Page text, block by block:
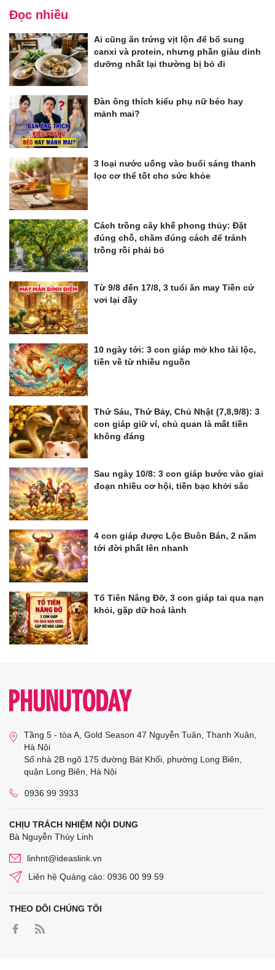
Đọc nhiều
Ai cũng ăn trứng vịt lộn để bổ sung
canxi và protein, nhưng phần giàu dinh
dưỡng nhất lại thường bị bỏ đi
Đàn ông thích kiểu phụ nữ béo hay
mảnh mai?
3 loại nước uống vào buổi sáng thanh
lọc cơ thể tốt cho sức khỏe
Cách trồng cây khế phong thủy: Đặt
đúng chỗ, chăm đúng cách để tránh
trồng rồi phải bỏ
Từ 9/8 đến 17/8, 3 tuổi ăn may Tiền cứ
vơi lại đầy
10 ngày tới: 3 con giáp mở kho tài lộc,
tiền về từ nhiều nguồn
Thứ Sáu, Thứ Bảy, Chủ Nhật (7,8,9/8): 3
con giáp giữ ví, chủ quan là mất tiền
không đáng
Sau ngày 10/8: 3 con giáp bước vào giai
đoạn nhiều cơ hội, tiền bạc khởi sắc
4 con giáp được Lộc Buôn Bán, 2 năm
tới đời phất lên nhanh
Tổ Tiên Nâng Đỡ, 3 con giáp tai qua nạn
khỏi, gặp dữ hoá lành
Tầng 5 - tòa A, Gold Season 47 Nguyễn Tuân, Thanh Xuân,
Hà Nội
Số nhà 2B ngõ 175 đường Bát Khối, phường Long Biên,
quận Long Biên, Hà Nội
0936 99 3933
CHỊU TRÁCH NHIỆM NỘI DUNG
Bà Nguyễn Thùy Linh
linhnt@ideaslink.vn
Liên hệ Quảng cáo: 0936 00 99 59
THEO DÕI CHÚNG TÔI